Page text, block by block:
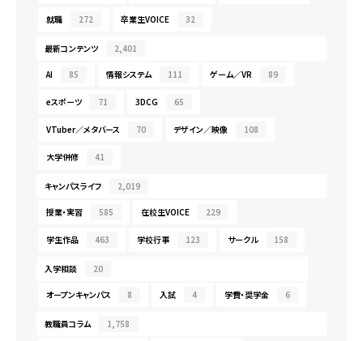
就職 272 卒業生VOICE 32
最新コンテンツ 2,401
AI 85 情報システム 111 ゲーム／VR 89
eスポーツ 71 3DCG 65
VTuber／メタバース 70 デザイン／映像 108
大学併修 41
キャンパスライフ 2,019
授業・実習 585 在校生VOICE 229
学生作品 463 学校行事 123 サークル 158
入学相談 20
オープンキャンパス 8 入試 4 学費・奨学金 6
教職員コラム 1,758